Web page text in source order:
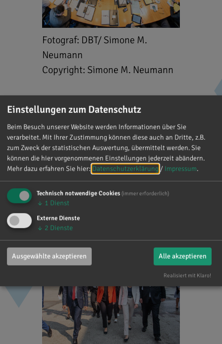
Fotograf: DBT/ Simone M.
Neumann
Copyright: Simone M. Neumann
Fotograf: Andrea Bienert
Copyright: © 2015
Bundeswehr/Bienert
Einstellungen zum Datenschutz
Beim Besuch unserer Website werden Informationen über Sie
verarbeitet. Mit Ihrer Zustimmung können diese auch an Dritte, z.B.
zum Zweck der statistischen Auswertung, übermittelt werden. Sie
können die hier vorgenommenen Einstellungen jederzeit abändern.
Mehr dazu erfahren Sie hier: Datenschutzerklärung / Impressum.
Technisch notwendige Cookies (immer erforderlich)
↓ 1 Dienst
Externe Dienste
↓ 2 Dienste
Ausgewählte akzeptieren Alle akzeptieren
Realisiert mit Klaro!